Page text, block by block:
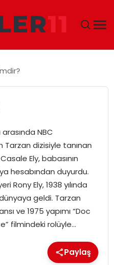
arasında NBC
Tarzan dizisiyle tanınan
Ely, babasının
hesabından duyurdu.
Rony Ely, 1938 yılında
geldi. Tarzan
ve 1975 yapımı “Doc
filmindeki rolüyle…
Paylaş